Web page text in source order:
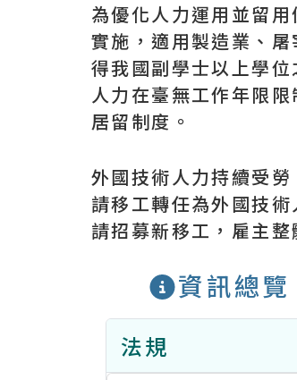
為優化人力運用並留
實施，適用製造業、
得我國副學士以上學
人力在臺無工作年限
居留制度。
外國技術人力持續受
請移工轉任為外國技
請招募新移工，雇主
資訊總覽
法規